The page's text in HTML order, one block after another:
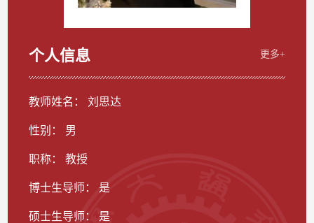
个人信息 更多+
教师姓名： 刘思达
性别： 男
职称： 教授
博士生导师： 是
硕士生导师： 是